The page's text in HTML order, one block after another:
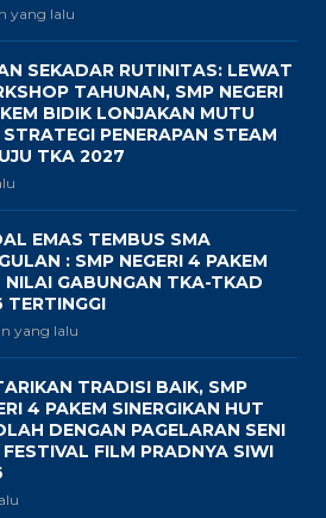
yang lalu
SEKADAR RUTINITAS: LEWAT
TAHUNAN, SMP NEGERI
BIDIK LONJAKAN MUTU
PENERAPAN STEAM
TKA 2027
EMAS TEMBUS SMA
: SMP NEGERI 4 PAKEM
NILAI GABUNGAN TKA-TKAD
TERTINGGI
yang lalu
TRADISI BAIK, SMP
4 PAKEM SINERGIKAN HUT
DENGAN PAGELARAN SENI
FILM PRADNYA SIWI